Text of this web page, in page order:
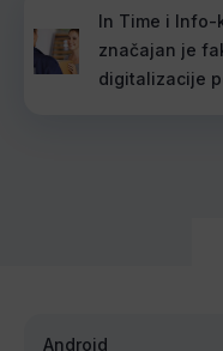
In Time i Info-
značajan je
digitalizacije
Android